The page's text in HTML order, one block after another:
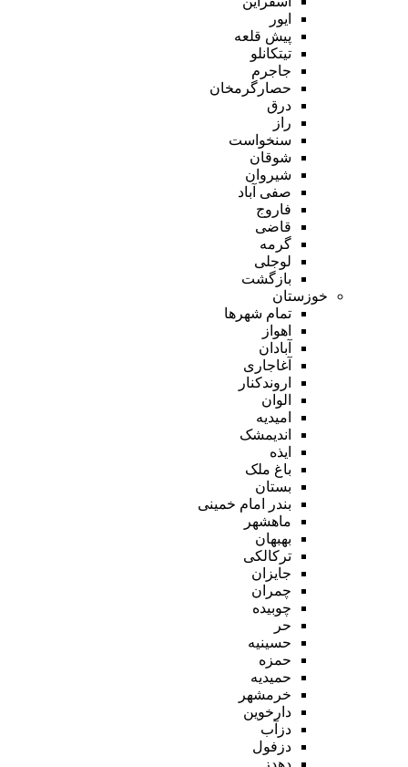
ایور
پیش قلعه
تیتکانلو
جاجرم
حصارگرمخان
درق
راز
سنخواست
شوقان
شیروان
صفی آباد
فاروج
قاضی
گرمه
لوجلی
بازگشت
خوزستان
تمام شهر‌ها
اهواز
آبادان
آغاجاری
اروندکنار
الوان
امیدیه
اندیمشک
ایذه
باغ ملک
بستان
بندر امام خمینی
ماهشهر
بهبهان
ترکالکی
جایزان
چمران
چوبیده
حر
حسینیه
حمزه
حمیدیه
خرمشهر
دارخوین
دزآب
دزفول
دهدز